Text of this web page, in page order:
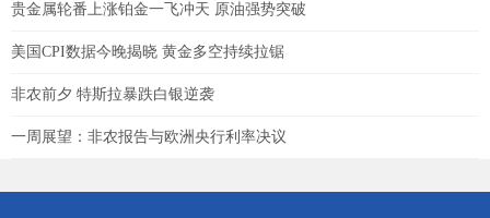
贵金属轮番上涨铂金一飞冲天 原油强势突破
美国CPI数据今晚揭晓 黄金多空持续拉锯
非农前夕 特斯拉暴跌白银逆袭
一周展望：非农报告与欧洲央行利率决议